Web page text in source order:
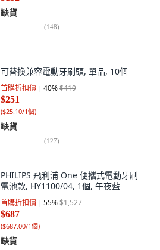
缺貨
(148)
可替換兼容電動牙刷頭, 單品, 10個
首購折扣價 40%$419
$251
($25.10/1個)
缺貨
(127)
PHILIPS 飛利浦 One 便攜式電動牙刷
電池款, HY1100/04, 1個, 午夜藍
首購折扣價 55%$1,527
$687
($687.00/1個)
缺貨